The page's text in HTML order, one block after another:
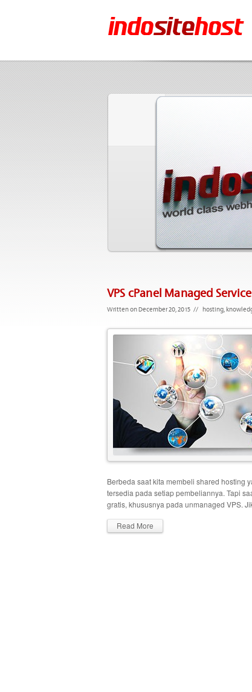
VPS cPanel Managed
Written on December 20, 2015 // hosting,
Berbeda saat kita membeli shared hosting
tersedia pada setiap pembeliannya. Tapi
gratis, khususnya pada unmanaged VPS.
Read More